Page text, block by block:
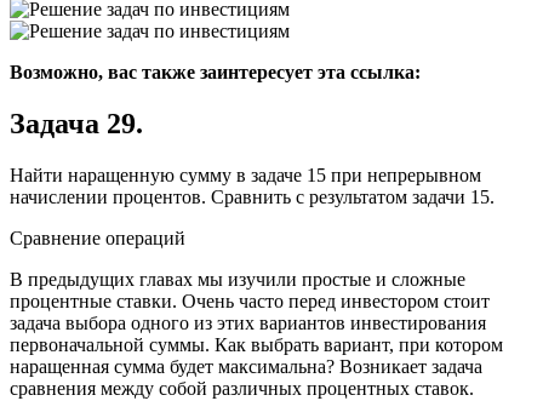
Возможно, вас также заинтересует эта ссылка:
Задача 29.
Найти наращенную сумму в задаче 15 при непрерывном
начислении процентов. Сравнить с результатом задачи 15.
Сравнение операций
В предыдущих главах мы изучили простые и сложные
процентные ставки. Очень часто перед инвестором стоит
задача выбора одного из этих вариантов инвестирования
первоначальной суммы. Как выбрать вариант, при котором
наращенная сумма будет максимальна? Возникает задача
сравнения между собой различных процентных ставок.